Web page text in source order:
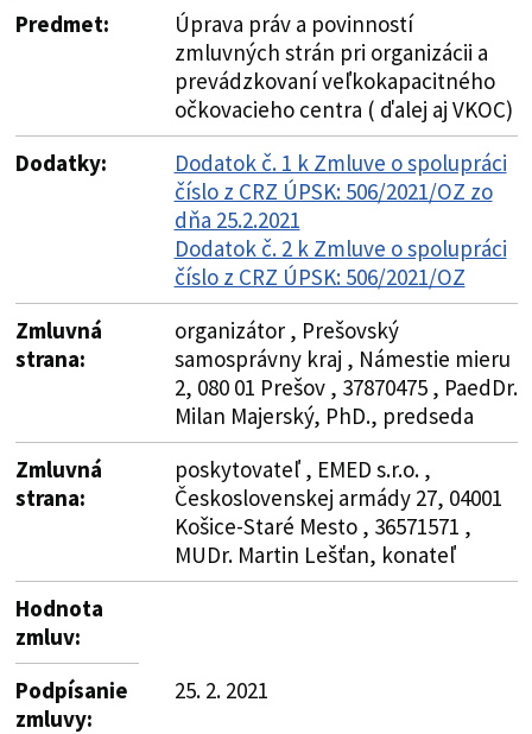
Predmet:
Úprava práv a povinností
zmluvných strán pri organizácii a
prevádzkovaní veľkokapacitného
očkovacieho centra ( ďalej aj VKOC)
Dodatky:
Dodatok č. 1 k Zmluve o spolupráci
číslo z CRZ ÚPSK: 506/2021/OZ zo
dňa 25.2.2021
Dodatok č. 2 k Zmluve o spolupráci
číslo z CRZ ÚPSK: 506/2021/OZ
Zmluvná
strana:
organizátor , Prešovský
samosprávny kraj , Námestie mieru
2, 080 01 Prešov , 37870475 , PaedDr.
Milan Majerský, PhD., predseda
Zmluvná
strana:
poskytovateľ , EMED s.r.o. ,
Československej armády 27, 04001
Košice-Staré Mesto , 36571571 ,
MUDr. Martin Lešťan, konateľ
Hodnota
zmluv:
Podpísanie
zmluvy:
25. 2. 2021